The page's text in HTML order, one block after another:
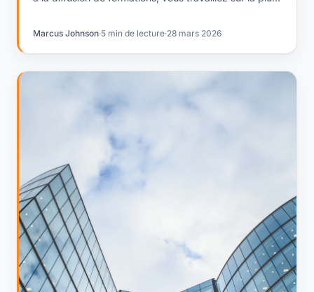
le vrai risque.
Marcus Johnson·5 min de lecture·28 mars 2026